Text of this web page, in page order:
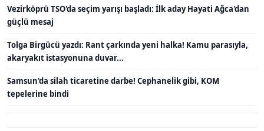
Vezirköprü TSO'da seçim yarışı başladı: İlk aday Hayati Ağca'dan
güçlü mesaj
Tolga Birgücü yazdı: Rant çarkında yeni halka! Kamu parasıyla,
akaryakıt istasyonuna duvar...
Samsun'da silah ticaretine darbe! Cephanelik gibi, KOM
tepelerine bindi